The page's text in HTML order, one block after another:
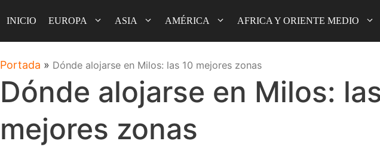
INICIO EUROPA ASIA AMÉRICA AFRICA Y ORIENTE MEDIO
Portada » Dónde alojarse en Milos: las 10 mejores zonas
Dónde alojarse en Milos:
mejores zonas